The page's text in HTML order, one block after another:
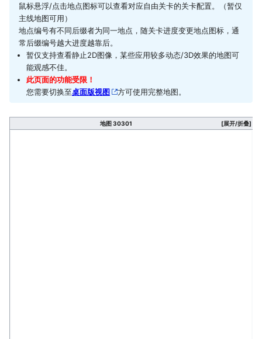
鼠标悬浮/点击地点图标可以查看对应自由关卡的关卡配置。（暂仅
主线地图可用）
地点编号有不同后缀者为同一地点，随关卡进度变更地点图标，通
常后缀编号越大进度越靠后。
暂仅支持查看静止2D图像，某些应用较多动态/3D效果的地图可
能观感不佳。
此页面的功能受限！
您需要切换至桌面版视图 方可使用完整地图。
地图 30301 [展开/折叠]